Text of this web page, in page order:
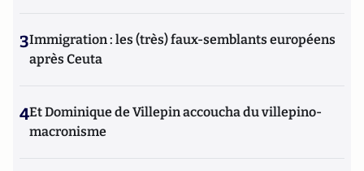
3Immigration : les (très) faux-semblants européens
après Ceuta
4Et Dominique de Villepin accoucha du villepino-
macronisme